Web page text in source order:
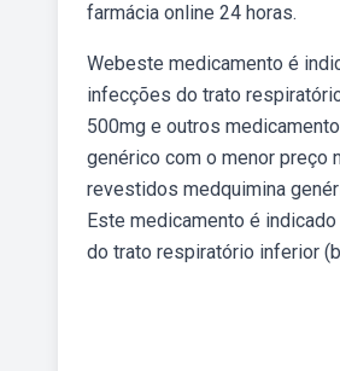
farmácia online 24 horas.
Webeste medicamento é
infecções do trato
500mg e outros
genérico com o menor preço
revestidos medquimina
Este medicamento é
do trato respiratório inferior